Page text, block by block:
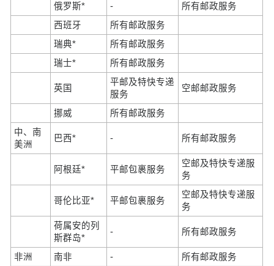
俄罗斯*
-
所有邮政服务
西班牙
所有邮政服务
瑞典*
所有邮政服务
瑞士*
所有邮政服务
英国
平邮及特快专递
服务
空邮邮政服务
挪威
所有邮政服务
中、南
美洲
巴西* - 所有邮政服务
阿根廷* 平邮包裹服务
空邮及特快专递服
务
哥伦比亚* 平邮包裹服务
空邮及特快专递服
务
荷属安的列
斯群岛*
- 所有邮政服务
非洲 南非 -
所有邮政服务